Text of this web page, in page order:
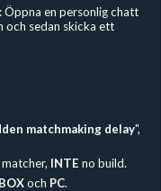
Öppna en personlig chatt
och sedan skicka ett
matchmaking delay",
INTE no build.
och PC.